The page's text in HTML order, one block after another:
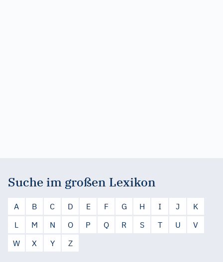
Suche im großen Lexikon
A B C D E F G H I J
K
L
M N O P Q R S T U
V
W
X Y Z